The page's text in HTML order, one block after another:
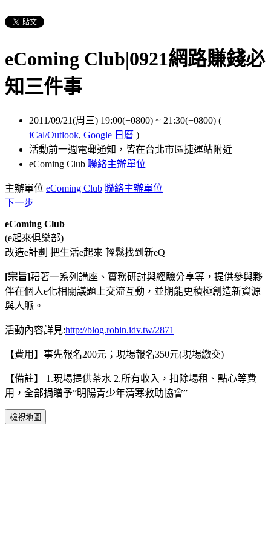
eComing Club|0921網路賺錢必
知三件事
2011/09/21(周三) 19:00(+0800) ~ 21:30(+0800) (
iCal/Outlook, Google 日曆 )
活動前一週電郵通知，皆在台北市區捷運站附近
eComing Club 聯絡主辦單位
主辦單位 eComing Club 聯絡主辦單位
下一步
eComing Club
(e起來俱樂部)
改造e計劃 把生活e起來 輕鬆找到新eQ
[宗旨]藉著一系列講座、實務研討與經驗分享等，提供參與夥
伴在個人e化相關議題上交流互動，並期能更積極創造新資源
與人脈。
活動內容詳見:http://blog.robin.idv.tw/2871
【費用】事先報名200元；現場報名350元(現場繳交)
【備註】 1.現場提供茶水 2.所有收入，扣除場租、點心等費
用，全部捐贈予”明陽青少年清寒救助協會”
檢視地圖